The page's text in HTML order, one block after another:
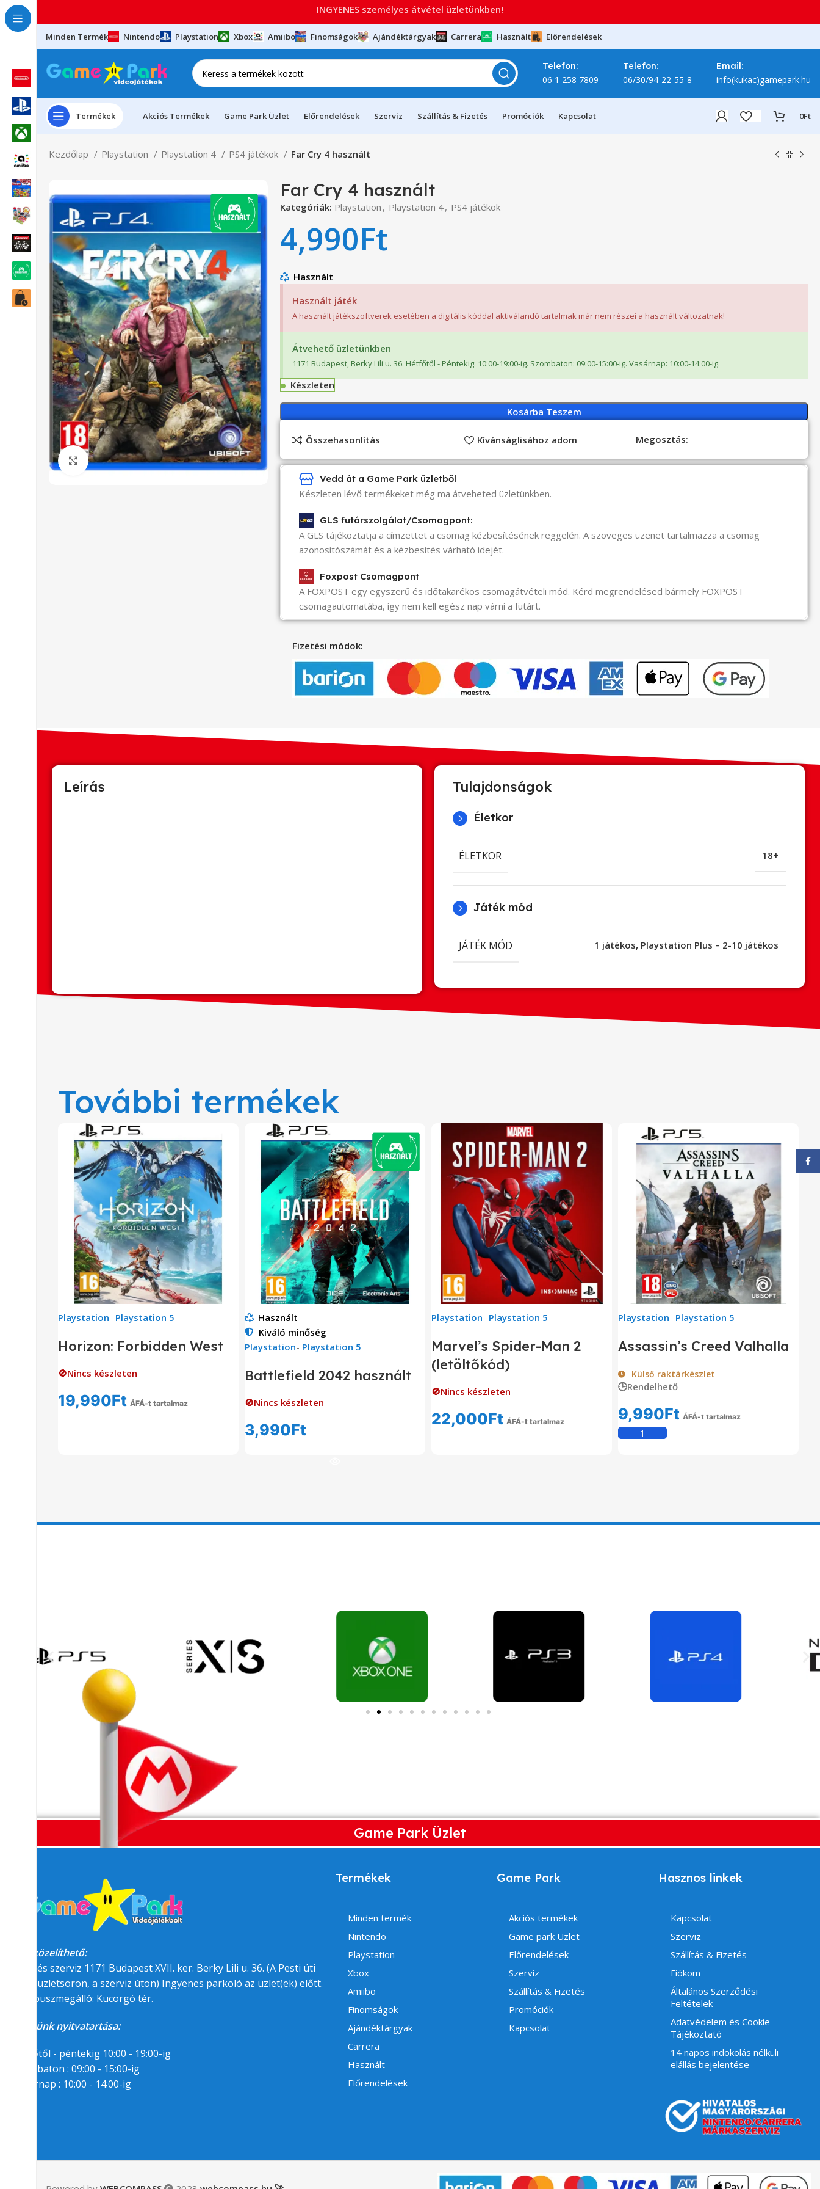
Segítségre van
06/30/94-22-55-8
Minden Termék Nintendo Playstation Xbox Amiibo Finomságok Ajándéktárgyak Carrera Használt Előrendelések
Telefon:
06 1 258 7809
Telefon:
06/30/94-22-55-8
Email:
info(kukac)gamepark.hu
Termékek Akciós Termékek Game Park Üzlet Előrendelések Szerviz Szállítás & Fizetés Promóciók Kapcsolat 0Ft
Kezdőlap Playstation Playstation 4 PS4 játékok Far Cry 4 használt
Click to enlarge
Far Cry 4 használt
Kategóriák: Playstation , Playstation 4, PS4 játékok
4,990Ft
Használt
Használt játék
A használt játékszoftverek esetében a digitális kóddal aktiválandó tartalmak már nem részei a használt változatnak!
Átvehető üzletünkben
1171 Budapest, Berky Lili u. 36. Hétfőtől - Péntekig: 10:00-19:00-ig. Szombaton: 09:00-15:00-ig. Vasárnap: 10:00-14:00-ig.
Készleten
Kosárba Teszem
Összehasonlítás Kívánságlisához adom Megosztás:
Vedd át a Game Park üzletből
Készleten lévő termékeket még ma átveheted üzletünkben.
GLS futárszolgálat/Csomagpont:
A GLS tájékoztatja a címzettet a csomag kézbesítésének reggelén. A szöveges üzenet tartalmazza a csomag
azonosítószámát és a kézbesítés várható idejét.
Foxpost Csomagpont
A FOXPOST egy egyszerű és időtakarékos csomagátvételi mód. Kérd megrendelésed bármely FOXPOST
csomagautomatába, így nem kell egész nap várni a futárt.
Fizetési módok:
Leírás Tulajdonságok
Életkor
ÉLETKOR 18+
Játék mód
JÁTÉK MÓD 1 játékos, Playstation Plus – 2-10 játékos
További termékek
Playstation- Playstation 5
Horizon: Forbidden West
🚫Nincs készleten
19,990Ft ÁFÁ-t tartalmaz
Használt
Kiváló minőség
Playstation- Playstation 5
Battlefield 2042 használt
🚫Nincs készleten
3,990Ft
Playstation- Playstation 5
Marvel’s Spider-Man 2
(letöltőkód)
🚫Nincs készleten
22,000Ft ÁFÁ-t tartalmaz
Playstation- Playstation 5
Assassin’s Creed Valhalla
Külső raktárkészlet
🕒Rendelhető
9,990Ft ÁFÁ-t tartalmaz
Game Park Üzlet
Megközelíthető:
üzlet és szerviz 1171 Budapest XVII. ker. Berky Lili u. 36. (A Pesti úti
felőli üzletsoron, a szerviz úton) Ingyenes parkoló az üzlet(ek) előtt.
BKK buszmegálló: Kucorgó tér.
Üzletünk nyitvatartása:
Hétfőtől - péntekig 10:00 - 19:00-ig
Szombaton : 09:00 - 15:00-ig
Vasárnap : 10:00 - 14:00-ig
Termékek
Minden termék
Nintendo
Playstation
Xbox
Amiibo
Finomságok
Ajándéktárgyak
Carrera
Használt
Előrendelések
Game Park
Akciós termékek
Game park Üzlet
Előrendelések
Szerviz
Szállítás & Fizetés
Promóciók
Kapcsolat
Hasznos linkek
Kapcsolat
Szerviz
Szállítás & Fizetés
Fiókom
Általános Szerződési
Feltételek
Adatvédelem és Cookie
Tájékoztató
14 napos indokolás nélküli
elállás bejelentése
INGYENES személyes átvétel üzletünkben!